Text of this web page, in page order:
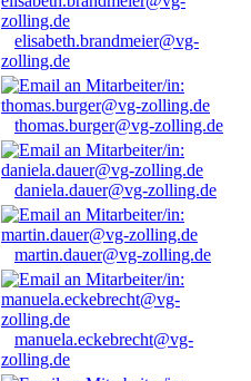
elisabeth.brandmeier@vg-
zolling.de
thomas.burger@vg-zolling.de
daniela.dauer@vg-zolling.de
martin.dauer@vg-zolling.de
manuela.eckebrecht@vg-
zolling.de